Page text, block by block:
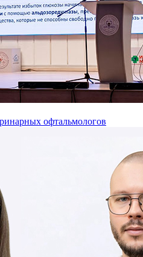
офтальмологов